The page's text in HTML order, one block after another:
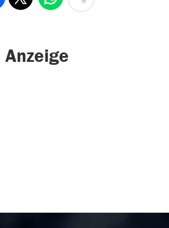
Anzeige